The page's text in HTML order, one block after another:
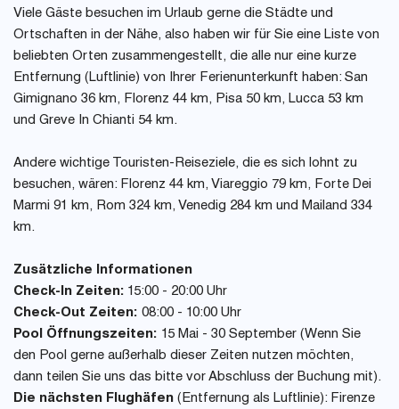
Viele Gäste besuchen im Urlaub gerne die Städte und
Ortschaften in der Nähe, also haben wir für Sie eine Liste von
beliebten Orten zusammengestellt, die alle nur eine kurze
Entfernung (Luftlinie) von Ihrer Ferienunterkunft haben: San
Gimignano 36 km, Florenz 44 km, Pisa 50 km, Lucca 53 km
und Greve In Chianti 54 km.
Andere wichtige Touristen-Reiseziele, die es sich lohnt zu
besuchen, wären: Florenz 44 km, Viareggio 79 km, Forte Dei
Marmi 91 km, Rom 324 km, Venedig 284 km und Mailand 334
km.
Zusätzliche Informationen
Check-In Zeiten: 15:00 - 20:00 Uhr
Check-Out Zeiten: 08:00 - 10:00 Uhr
Pool Öffnungszeiten: 15 Mai - 30 September (Wenn Sie
den Pool gerne außerhalb dieser Zeiten nutzen möchten,
dann teilen Sie uns das bitte vor Abschluss der Buchung mit).
Die nächsten Flughäfen (Entfernung als Luftlinie): Firenze